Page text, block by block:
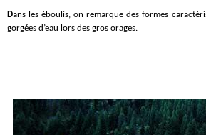
Dans les éboulis, on remarque des formes caractéristiques de l'écoulement en nappe des pierrailles
gorgées d’eau lors des gros orages.